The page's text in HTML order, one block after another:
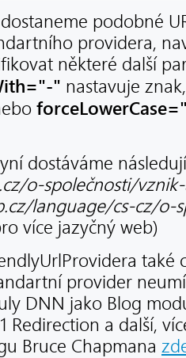
podobné
providera,
některé další
" nastavuje
dostáváme
o-společnosti/
language/cs-cz/o-
více jazyčný web)
také
provider
DNN jako Blog
Redirection a další,
Bruce Chapmana